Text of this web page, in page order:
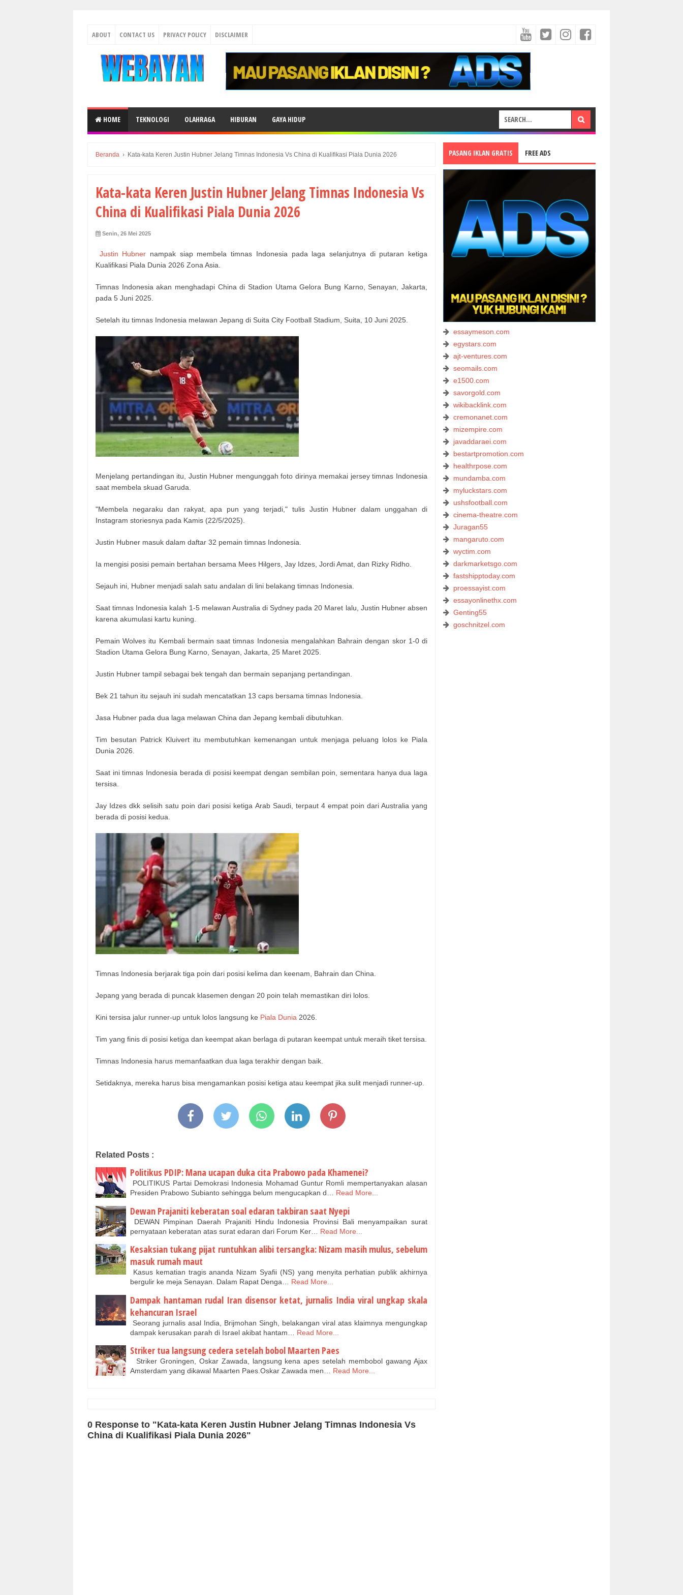
ABOUT CONTACT US PRIVACY POLICY DISCLAIMER
HOME TEKNOLOGI OLAHRAGA HIBURAN GAYA HIDUP
Beranda › Kata-kata Keren Justin Hubner Jelang Timnas Indonesia Vs China di Kualifikasi Piala Dunia 2026
Kata-kata Keren Justin Hubner Jelang Timnas Indonesia Vs
China di Kualifikasi Piala Dunia 2026
Senin, 26 Mei 2025
Justin Hubner nampak siap membela timnas Indonesia pada laga selanjutnya di putaran ketiga
Kualifikasi Piala Dunia 2026 Zona Asia.
Timnas Indonesia akan menghadapi China di Stadion Utama Gelora Bung Karno, Senayan, Jakarta,
pada 5 Juni 2025.
Setelah itu timnas Indonesia melawan Jepang di Suita City Football Stadium, Suita, 10 Juni 2025.
Menjelang pertandingan itu, Justin Hubner mengunggah foto dirinya memakai jersey timnas Indonesia
saat membela skuad Garuda.
"Membela negaraku dan rakyat, apa pun yang terjadi," tulis Justin Hubner dalam unggahan di
Instagram storiesnya pada Kamis (22/5/2025).
Justin Hubner masuk dalam daftar 32 pemain timnas Indonesia.
Ia mengisi posisi pemain bertahan bersama Mees Hilgers, Jay Idzes, Jordi Amat, dan Rizky Ridho.
Sejauh ini, Hubner menjadi salah satu andalan di lini belakang timnas Indonesia.
Saat timnas Indonesia kalah 1-5 melawan Australia di Sydney pada 20 Maret lalu, Justin Hubner absen
karena akumulasi kartu kuning.
Pemain Wolves itu Kembali bermain saat timnas Indonesia mengalahkan Bahrain dengan skor 1-0 di
Stadion Utama Gelora Bung Karno, Senayan, Jakarta, 25 Maret 2025.
Justin Hubner tampil sebagai bek tengah dan bermain sepanjang pertandingan.
Bek 21 tahun itu sejauh ini sudah mencatatkan 13 caps bersama timnas Indonesia.
Jasa Hubner pada dua laga melawan China dan Jepang kembali dibutuhkan.
Tim besutan Patrick Kluivert itu membutuhkan kemenangan untuk menjaga peluang lolos ke Piala
Dunia 2026.
Saat ini timnas Indonesia berada di posisi keempat dengan sembilan poin, sementara hanya dua laga
tersisa.
Jay Idzes dkk selisih satu poin dari posisi ketiga Arab Saudi, terpaut 4 empat poin dari Australia yang
berada di posisi kedua.
Timnas Indonesia berjarak tiga poin dari posisi kelima dan keenam, Bahrain dan China.
Jepang yang berada di puncak klasemen dengan 20 poin telah memastikan diri lolos.
Kini tersisa jalur runner-up untuk lolos langsung ke Piala Dunia 2026.
Tim yang finis di posisi ketiga dan keempat akan berlaga di putaran keempat untuk meraih tiket tersisa.
Timnas Indonesia harus memanfaatkan dua laga terakhir dengan baik.
Setidaknya, mereka harus bisa mengamankan posisi ketiga atau keempat jika sulit menjadi runner-up.
Related Posts :
Politikus PDIP: Mana ucapan duka cita Prabowo pada Khamenei?
POLITIKUS Partai Demokrasi Indonesia Mohamad Guntur Romli mempertanyakan alasan
Presiden Prabowo Subianto sehingga belum mengucapkan d…
Read More...
Dewan Prajaniti keberatan soal edaran takbiran saat Nyepi
DEWAN Pimpinan Daerah Prajaniti Hindu Indonesia Provinsi Bali menyampaikan surat
pernyataan keberatan atas surat edaran dari Forum Ker…
Read More...
Kesaksian tukang pijat runtuhkan alibi tersangka: Nizam masih mulus, sebelum
masuk rumah maut
Kasus kematian tragis ananda Nizam Syafii (NS) yang menyita perhatian publik akhirnya
bergulir ke meja Senayan. Dalam Rapat Denga…
Read More...
Dampak hantaman rudal Iran disensor ketat, jurnalis India viral ungkap skala
kehancuran Israel
Seorang jurnalis asal India, Brijmohan Singh, belakangan viral atas klaimnya mengungkap
dampak kerusakan parah di Israel akibat hantam…
Read More...
Striker tua langsung cedera setelah bobol Maarten Paes
Striker Groningen, Oskar Zawada, langsung kena apes setelah membobol gawang Ajax
Amsterdam yang dikawal Maarten Paes.Oskar Zawada men…
Read More...
0 Response to "Kata-kata Keren Justin Hubner Jelang Timnas Indonesia Vs
China di Kualifikasi Piala Dunia 2026"
PASANG IKLAN GRATIS FREE ADS
essaymeson.com
egystars.com
ajt-ventures.com
seomails.com
e1500.com
savorgold.com
wikibacklink.com
cremonanet.com
mizempire.com
javaddaraei.com
bestartpromotion.com
healthrpose.com
mundamba.com
myluckstars.com
ushsfootball.com
cinema-theatre.com
Juragan55
mangaruto.com
wyctim.com
darkmarketsgo.com
fastshipptoday.com
proessayist.com
essayonlinethx.com
Genting55
goschnitzel.com